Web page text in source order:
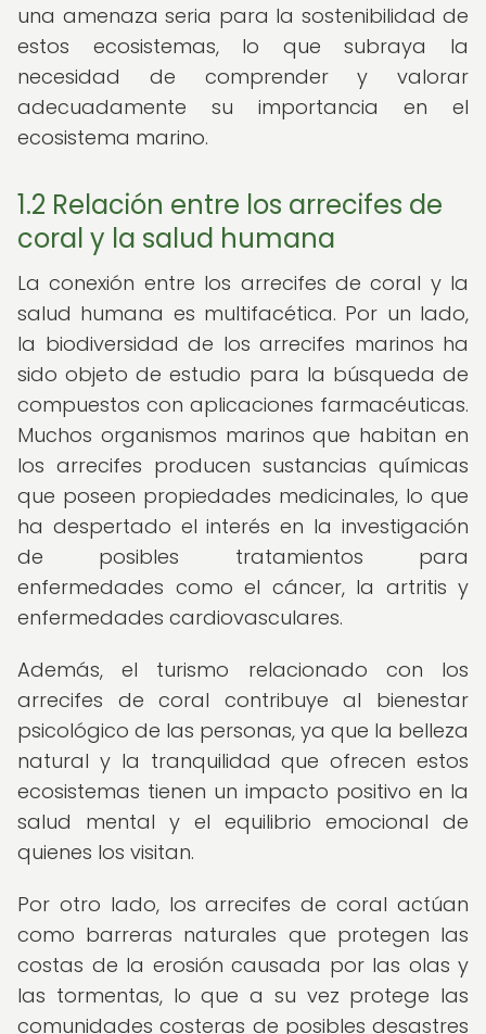
una amenaza seria para la sostenibilidad de
estos ecosistemas, lo que subraya la
necesidad de comprender y valorar
adecuadamente su importancia en el
ecosistema marino.
1.2 Relación entre los arrecifes de
coral y la salud humana
La conexión entre los arrecifes de coral y la
salud humana es multifacética. Por un lado,
la biodiversidad de los arrecifes marinos ha
sido objeto de estudio para la búsqueda de
compuestos con aplicaciones farmacéuticas.
Muchos organismos marinos que habitan en
los arrecifes producen sustancias químicas
que poseen propiedades medicinales, lo que
ha despertado el interés en la investigación
de posibles tratamientos para
enfermedades como el cáncer, la artritis y
enfermedades cardiovasculares.
Además, el turismo relacionado con los
arrecifes de coral contribuye al bienestar
psicológico de las personas, ya que la belleza
natural y la tranquilidad que ofrecen estos
ecosistemas tienen un impacto positivo en la
salud mental y el equilibrio emocional de
quienes los visitan.
Por otro lado, los arrecifes de coral actúan
como barreras naturales que protegen las
costas de la erosión causada por las olas y
las tormentas, lo que a su vez protege las
comunidades costeras de posibles desastres